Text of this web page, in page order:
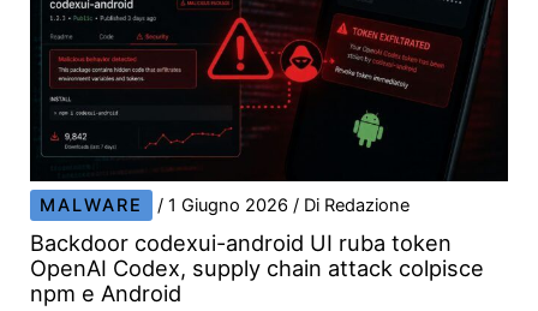
MALWARE /1 Giugno 2026/ Di Redazione
Backdoor codexui-android UI ruba token
OpenAI Codex, supply chain attack colpisce
npm e Android